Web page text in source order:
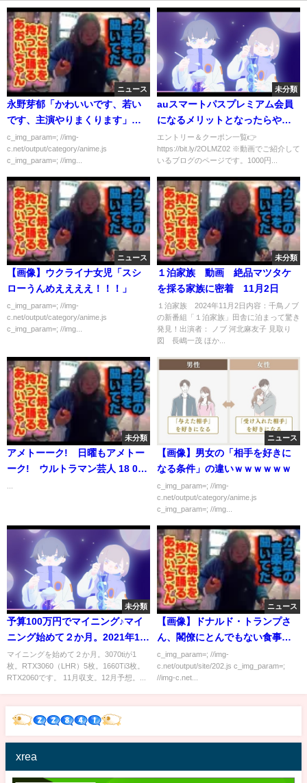
ニュース
永野芽郁「かわいいです、若い
です、主演やりまくります」←
なんJで人気ない理由
c_img_param=; //img-
c.net/output/category/anime.js
c_img_param=; //img...
未分類
auスマートパスプレミアム会員
になるメリットとなったらやる
べきこと！
エントリー＆クーポン一覧👉
https://bit.ly/2OLMZ02 ※動画でご紹介して
いるブログのページです。1000円...
ニュース
【画像】ウクライナ女児「スシ
ローうんめええええ！！！」
c_img_param=; //img-
c.net/output/category/anime.js
c_img_param=; //img...
未分類
１泊家族 動画 絶品マツタケ
を採る家族に密着 11月2日
１泊家族 2024年11月2日内容：千鳥ノブ
の新番組「１泊家族」田舎に泊まって驚き
発見！出演者： ノブ 河北麻友子 見取り
図 長嶋一茂 ほか...
未分類
アメトーーク! 日曜もアメトー
ーク! ウルトラマン芸人 18 05
ニュース
【画像】男女の「相手を好きに
なる条件」の違いｗｗｗｗｗｗ
c_img_param=; //img-
c.net/output/category/anime.js
c_img_param=; //img...
未分類
予算100万円でマイニング♪マイ
ニング始めて２か月。2021年11
月収支報告。届かない詐欺につ
いて♪
マイニングを始めて２か月。3070tiが1
枚。RTX3060（LHR）5枚。1660Ti3枚。
RTX2060です。 11月収支。12月予想。...
ニュース
【画像】ドナルド・トランプさ
ん、閣僚にとんでもない食事を
出してしまう
c_img_param=; //img-
c.net/output/site/202.js c_img_param=;
//img-c.net...
xrea